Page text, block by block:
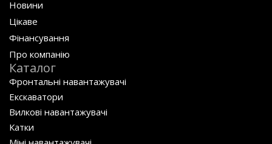
Новини
Цікаве
Фінансування
Про компанію
Каталог
Фронтальні навантажувачі
Екскаватори
Вилкові навантажувачі
Катки